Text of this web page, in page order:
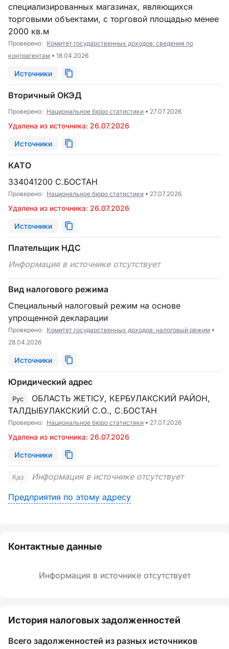
специализированных магазинах, являющихся
торговыми объектами, с торговой площадью менее
2000 кв.м
Проверено: Комитет государственных доходов: сведения по
контрагентам
18.04.2026
Источники
Вторичный ОКЭД
Проверено: Национальное бюро статистики 27.07.2026
Удалена из источника: 26.07.2026
Источники
КАТО
334041200 С.БОСТАН
Проверено: Национальное бюро статистики 27.07.2026
Удалена из источника: 26.07.2026
Источники
Плательщик НДС
Информация в источнике отсутствует
Вид налогового режима
Специальный налоговый режим на основе
упрощенной декларации
Проверено: Комитет государственных доходов: налоговый режим
28.04.2026
Источники
Юридический адрес
Рус
ОБЛАСТЬ ЖЕТІСУ, КЕРБУЛАКСКИЙ РАЙОН,
ТАЛДЫБУЛАКСКИЙ С.О., С.БОСТАН
Проверено: Национальное бюро статистики 27.07.2026
Удалена из источника: 26.07.2026
Источники
Қаз
Информация в источнике отсутствует
Предприятия по этому адресу
Контактные данные
Информация в источнике отсутствует
История налоговых задолженностей
Всего задолженностей из разных источников